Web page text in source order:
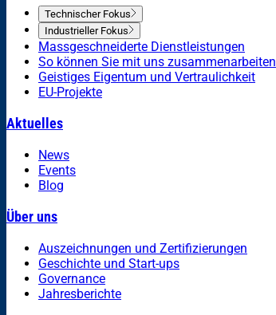
Technischer Fokus
Industrieller Fokus
Massgeschneiderte Dienstleistungen
So können Sie mit uns zusammenarbeiten
Geistiges Eigentum und Vertraulichkeit
EU-Projekte
Aktuelles
News
Events
Blog
Über uns
Auszeichnungen und Zertifizierungen
Geschichte und Start-ups
Governance
Jahresberichte